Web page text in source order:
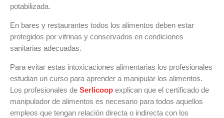
potabilizada.
En bares y restaurantes todos los alimentos deben estar
protegidos por vitrinas y conservados en condiciones
sanitarias adecuadas.
Para evitar estas intoxicaciones alimentarias los profesionales
estudian un curso para aprender a manipular los alimentos.
Los profesionales de Serlicoop explican que el certificado de
manipulador de alimentos es necesario para todos aquellos
empleos que tengan relación directa o indirecta con los